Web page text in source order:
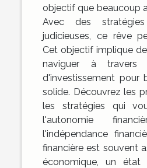
objectif que beaucoup
Avec des stratégies
judicieuses, ce rêve
Cet objectif implique
naviguer à travers
d'investissement pour
solide. Découvrez les
les stratégies qui
l'autonomie
l'indépendance
financière est souvent
économique, un état